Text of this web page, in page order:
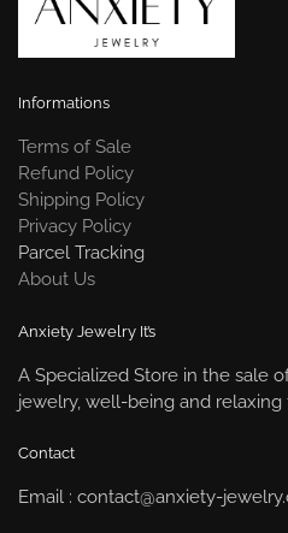
Informations
Terms of Sale
Refund Policy
Shipping Policy
Privacy Policy
Parcel Tracking
About Us
Anxiety Jewelry It’s
A Specialized Store in the sale
jewelry, well-being and
Contact
Email : contact@anxiety-